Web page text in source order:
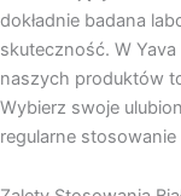
dokładnie badana
skuteczność. W
naszych produktów
Wybierz swoje
regularne